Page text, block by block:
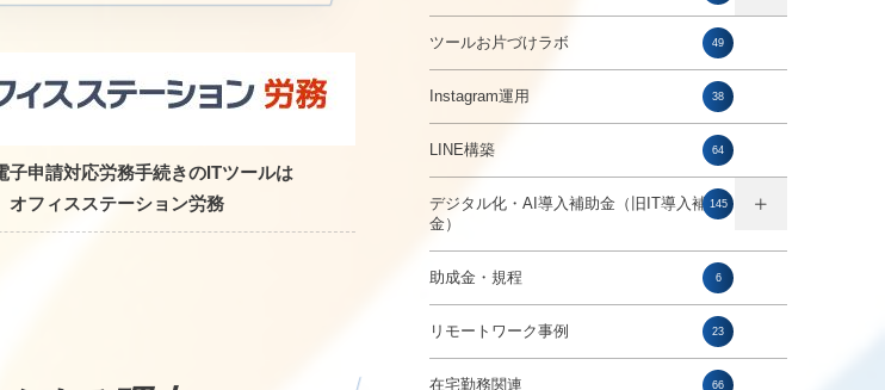
子申請対応労務手続きのITツールは
オフィスステーション労務
ツールお片づけラボ 49
Instagram運用 38
LINE構築 64
デジタル化・AI導入補助金（旧IT導入補助
金）
145
助成金・規程 6
リモートワーク事例 23
在宅勤務関連 66